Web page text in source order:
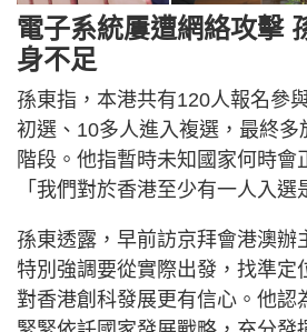
電子系統屢遭網絡攻擊
身不足
孫東指，本港共有120人報名參
初選、10多人進入複選，最終多
階段。他指暫時未知國家何時會
「我們對於香港至少有一人入選
孫東透露，早前訪京拜會港澳辦
特別強調要從實際出發，找準定
對香港創科發展更有信心。他認